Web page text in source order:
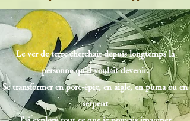
Le ver de terre cherchait depuis longtemps la
personne qu'il voulait devenir.
Se transformer en porc-épic, en aigle, en puma ou en
serpent